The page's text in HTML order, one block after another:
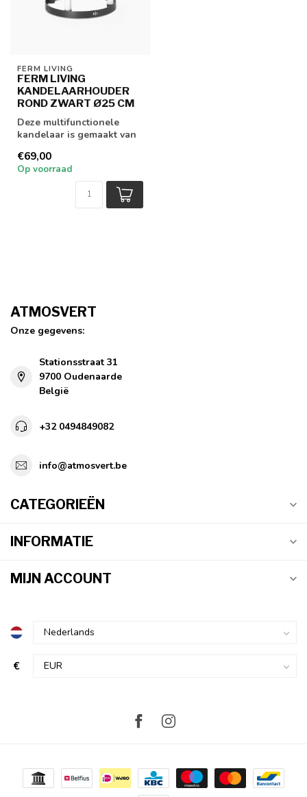
FERM LIVING
FERM LIVING
KANDELAARHOUDER
ROND ZWART Ø25 CM
Deze multifunctionele
kandelaar is gemaakt van
uitstekend ...
€69,00
Op voorraad
ATMOSVERT
Onze gegevens:
Stationsstraat 31
9700 Oudenaarde
België
+32 0494849082
info@atmosvert.be
CATEGORIEËN
INFORMATIE
MIJN ACCOUNT
€